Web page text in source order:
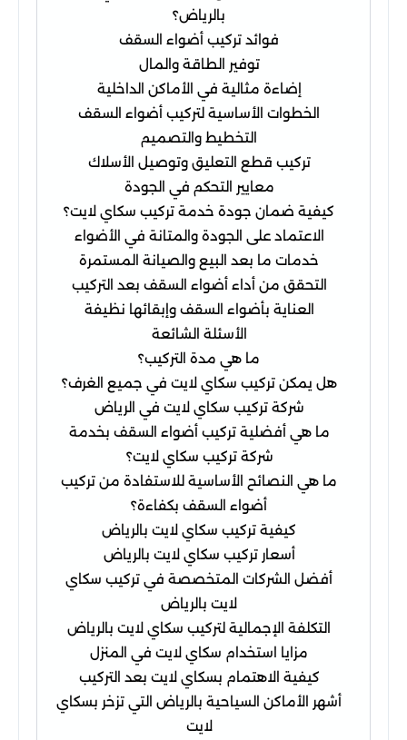
بالرياض؟
فوائد تركيب أضواء السقف
توفير الطاقة والمال
إضاءة مثالية في الأماكن الداخلية
الخطوات الأساسية لتركيب أضواء السقف
التخطيط والتصميم
تركيب قطع التعليق وتوصيل الأسلاك
معايير التحكم في الجودة
كيفية ضمان جودة خدمة تركيب سكاي لايت؟
الاعتماد على الجودة والمتانة في الأضواء
خدمات ما بعد البيع والصيانة المستمرة
التحقق من أداء أضواء السقف بعد التركيب
العناية بأضواء السقف وإبقائها نظيفة
الأسئلة الشائعة
ما هي مدة التركيب؟
هل يمكن تركيب سكاي لايت في جميع الغرف؟
شركة تركيب سكاي لايت في الرياض
ما هي أفضلية تركيب أضواء السقف بخدمة
شركة تركيب سكاي لايت؟
ما هي النصائح الأساسية للاستفادة من تركيب
أضواء السقف بكفاءة؟
كيفية تركيب سكاي لايت بالرياض
أسعار تركيب سكاي لايت بالرياض
أفضل الشركات المتخصصة في تركيب سكاي
لايت بالرياض
التكلفة الإجمالية لتركيب سكاي لايت بالرياض
مزايا استخدام سكاي لايت في المنزل
كيفية الاهتمام بسكاي لايت بعد التركيب
أشهر الأماكن السياحية بالرياض التي تزخر بسكاي
لايت